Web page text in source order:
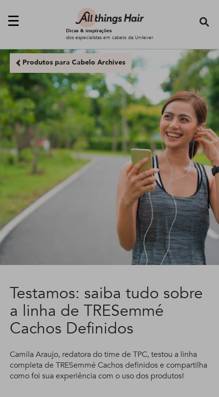
Dicas & inspirações
dos especialistas em cabelo da Unilever
Produtos para Cabelo Archives
Testamos: saiba tudo sobre
a linha de TRESemmé
Cachos Definidos
Camila Araujo, redatora do time de TPC, testou a linha
completa de TRESemmé Cachos definidos e compartilha
como foi sua experiência com o uso dos produtos!